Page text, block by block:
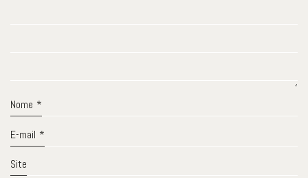
Nome *
E-mail *
Site